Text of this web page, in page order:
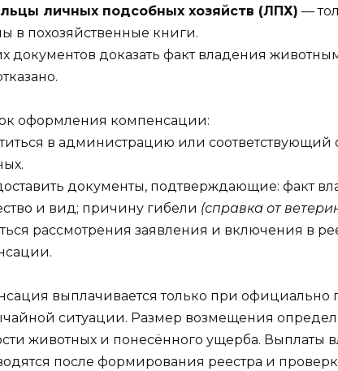
личных подсобных хозяйств (ЛПХ) —
в похозяйственные книги.
документов доказать факт владения
оформления компенсации:
в администрацию или соответствующий
документы, подтверждающие: факт
и вид; причину гибели (справка от
рассмотрения заявления и включения в
выплачивается только при официально
ситуации. Размер возмещения
животных и понесённого ущерба. Выплаты
после формирования реестра и